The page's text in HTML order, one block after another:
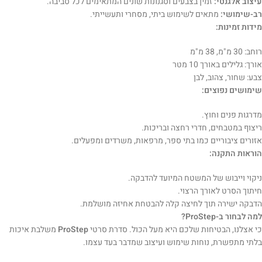
רב-שימושי: מתאים לשימוש ביתי, מסחרי ותעשייתי.
מידות זמינות:
רוחב: 30 מ"מ, 38 מ"מ
אורך: גלילים באורך 10 מטר
צבע: שחור, צהוב, לבן
שימושים נפוצים:
מדרגות פנים וחוץ.
ריצוף במטבחים, חדרי רחצה ובריכות.
אזורים ציבוריים כמו בתי ספר, מרפאות, משרדים ומפעלים.
הוראות התקנה:
ניקוי וייבוש של המשטח המיועד להדבקה.
חיתוך הסרט לאורך הרצוי.
הדבקה ישירה תוך לחיצה קלה להבטחת אחיזה מושלמת.
למה לבחור ב-ProStep?
כי אצלנו, הבטיחות שלכם היא מעל הכול. סדרת סרטיProStep משלבת איכות
בלתי מתפשרת, נוחות שימוש ועיצוב שמדבר בעד עצמו.